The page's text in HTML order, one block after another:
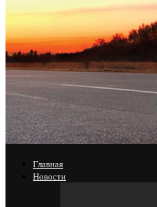
Главная
Новости